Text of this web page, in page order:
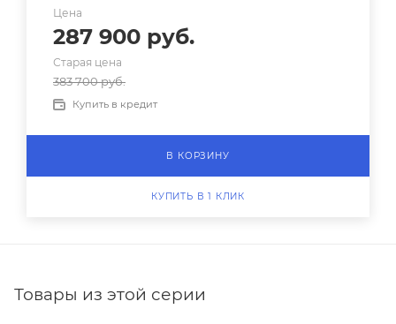
Цена
287 900 руб.
Старая цена
383 700руб.
Купить в кредит
В КОРЗИНУ
КУПИТЬ В 1 КЛИК
Товары из этой серии